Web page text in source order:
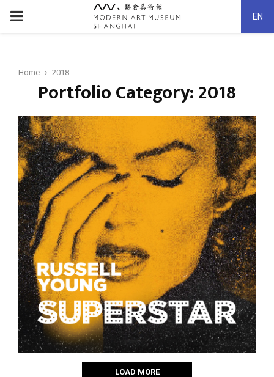
PRIMARY
EN
Home 2018
Portfolio Category: 2018
LOAD MORE